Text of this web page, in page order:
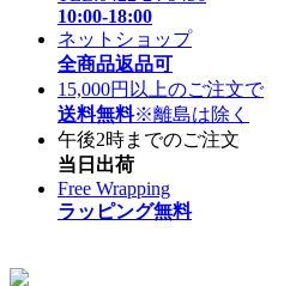
10:00-18:00
ネットショップ
全商品返品可
15,000円以上のご注文で
送料無料※離島は除く
午後2時までのご注文
当日出荷
Free Wrapping
ラッピング無料